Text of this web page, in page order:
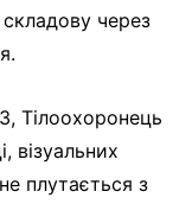
через
Тілоохоронець
візуальних
плутається з